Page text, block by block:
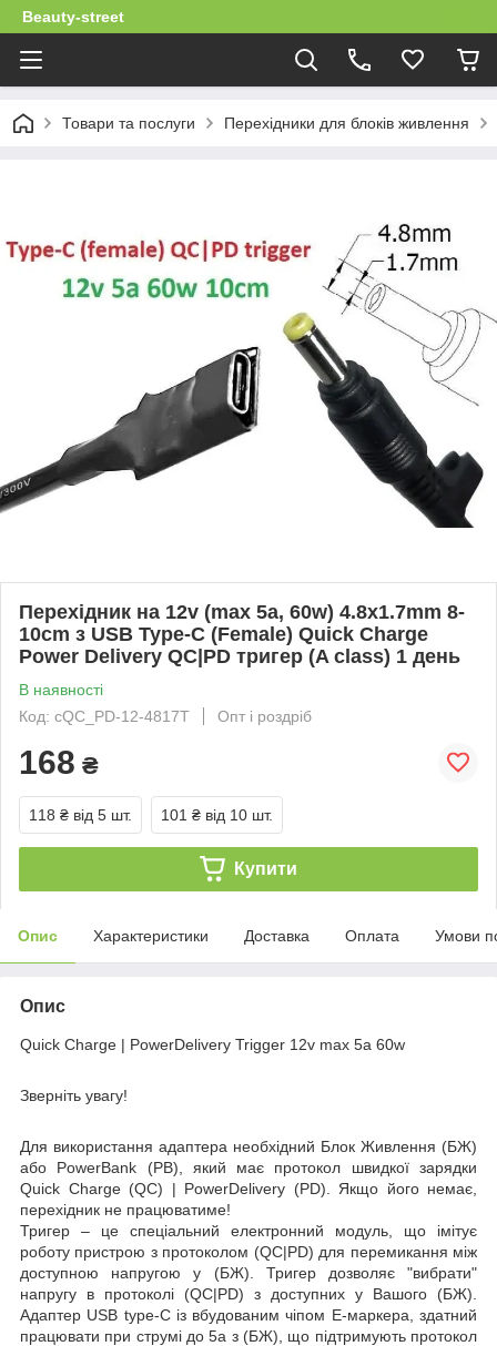
Beauty-street
Товари та послуги Перехідники для блоків живлення
Перехідник на 12v (max 5a, 60w) 4.8x1.7mm 8-
10cm з USB Type-C (Female) Quick Charge
Power Delivery QC|PD тригер (A class) 1 день
В наявності
Код: cQC_PD-12-4817T
Опт і роздріб
168 ₴
118 ₴ від 5 шт. 101 ₴ від 10 шт.
Купити
Опис Характеристики Доставка Оплата Умови
Опис
Quick Charge | PowerDelivery Trigger 12v max 5a 60w
Зверніть увагу!
Для використання адаптера необхідний Блок Живлення (БЖ)
або PowerBank (PB) , який має протокол швидкої зарядки
Quick Charge (QC) | PowerDelivery (PD)
Якщо його немає,
перехідник не працюватиме!
Тригер – це спеціальний електронний модуль, що імітує
роботу пристрою з протоколом (QC|PD) для перемикання між
доступною напругою у (БЖ). Тригер дозволяє "вибрати"
напругу в протоколі (QC|PD) з доступних у Вашого (БЖ).
Адаптер USB type-C із вбудованим чіпом E-маркера, здатний
працювати при струмі до 5a з (БЖ), що підтримують протокол